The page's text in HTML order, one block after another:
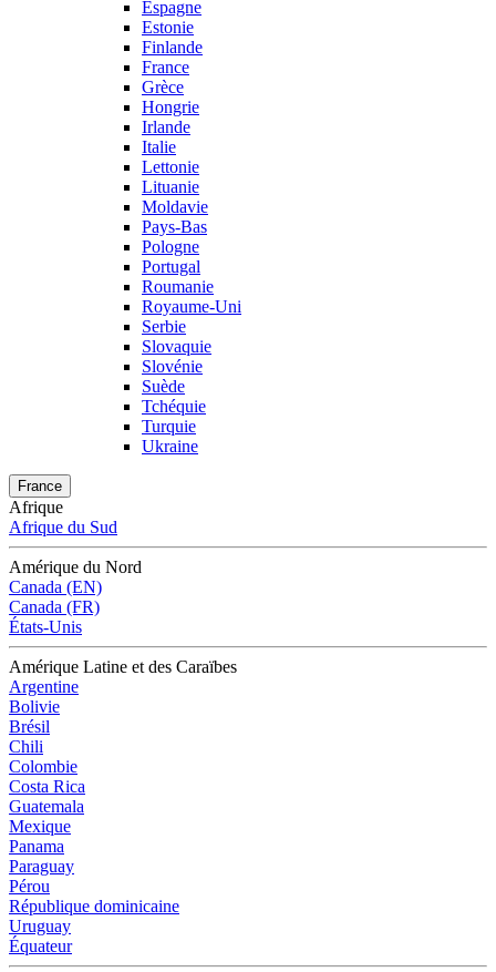
Espagne
Estonie
Finlande
France
Grèce
Hongrie
Irlande
Italie
Lettonie
Lituanie
Moldavie
Pays-Bas
Pologne
Portugal
Roumanie
Royaume-Uni
Serbie
Slovaquie
Slovénie
Suède
Tchéquie
Turquie
Ukraine
France
Afrique
Afrique du Sud
Amérique du Nord
Canada (EN)
Canada (FR)
États-Unis
Amérique Latine et des Caraïbes
Argentine
Bolivie
Brésil
Chili
Colombie
Costa Rica
Guatemala
Mexique
Panama
Paraguay
Pérou
République dominicaine
Uruguay
Équateur